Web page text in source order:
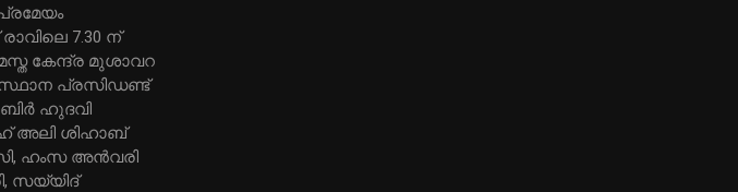
7.30 ന്
കേന്ദ്ര മുശാവറ
പ്രസിഡണ്ട്
ഹുദവി
അലി ശിഹാബ്
ഹംസ അന്‍വരി
സയ്യിദ്